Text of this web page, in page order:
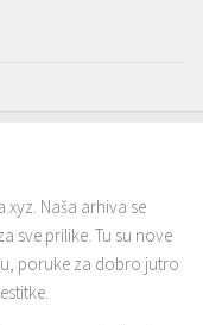
Naša arhiva se
sve prilike. Tu su nove
poruke za dobro jutro